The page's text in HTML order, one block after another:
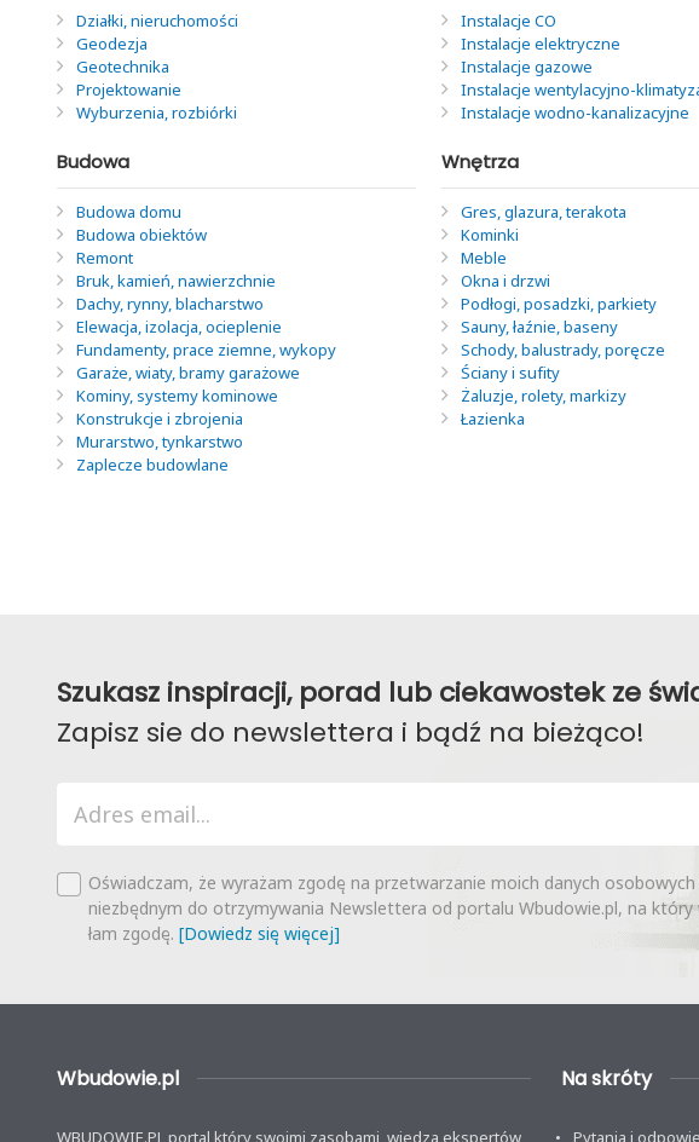
Działki, nieruchomości
Geodezja
Geotechnika
Projektowanie
Wyburzenia, rozbiórki
Budowa
Budowa domu
Budowa obiektów
Remont
Bruk, kamień, nawierzchnie
Dachy, rynny, blacharstwo
Elewacja, izolacja, ocieplenie
Fundamenty, prace ziemne, wykopy
Garaże, wiaty, bramy garażowe
Kominy, systemy kominowe
Konstrukcje i zbrojenia
Murarstwo, tynkarstwo
Zaplecze budowlane
Instalacje CO
Instalacje elektryczne
Instalacje gazowe
Instalacje wentylacyjno-
Instalacje wodno-kanalizacyjne
Wnętrza
Gres, glazura, terakota
Kominki
Meble
Okna i drzwi
Podłogi, posadzki, parkiety
Sauny, łaźnie, baseny
Schody, balustrady, poręcze
Ściany i sufity
Żaluzje, rolety, markizy
Łazienka
Szukasz inspiracji, porad lub ciekawostek ze
Zapisz sie do newslettera i bądź na bieżąco!
Oświadczam, że wyrażam zgodę na przetwarzanie moich danych osobowych
niezbędnym do otrzymywania Newslettera od portalu Wbudowie.pl, na który
łam zgodę. [Dowiedz się więcej]
Wbudowie.pl
WBUDOWIE.PL portal który swoimi zasobami, wiedzą ekspertów,
Na skróty
Pytania i